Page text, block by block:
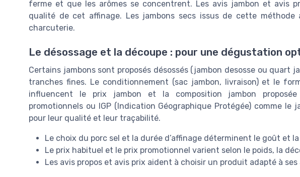
ferme et que les arômes se concentrent. Les avis jambon et avis
qualité de cet affinage. Les jambons secs issus de cette méthode
charcuterie.
Le désossage et la découpe : pour une dégustation
Certains jambons sont proposés désossés (jambon desosse ou quart
tranches fines. Le conditionnement (sac jambon, livraison) et le
influencent le prix jambon et la composition jambon
promotionnels ou IGP (Indication Géographique Protégée) comme le
pour leur qualité et leur traçabilité.
Le choix du porc sel et la durée d’affinage déterminent le goût et
Le prix habituel et le prix promotionnel varient selon le poids, la
Les avis propos et avis prix aident à choisir un produit adapté à